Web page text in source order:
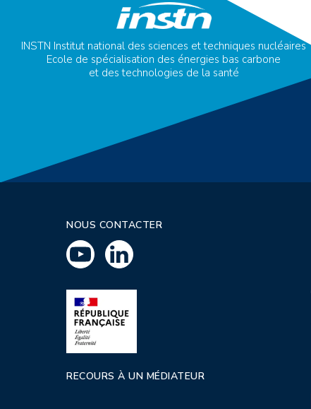
INSTN Institut national des sciences et techniques nucléaires
Ecole de spécialisation des énergies bas carbone
et des technologies de la santé
NOUS CONTACTER
RECOURS À UN MÉDIATEUR